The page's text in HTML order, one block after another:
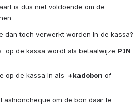
is dus niet voldoende om de
dan toch verwerkt worden in de kassa?
op de kassa wordt als betaalwijze PIN
op de kassa in als +kadobon
om de bon daar te